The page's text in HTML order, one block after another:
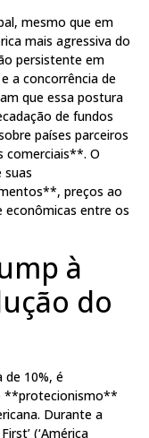
mesmo que em
mais agressiva do
persistente em
a concorrência de
que essa postura
de fundos
países parceiros
comerciais**. O
suas
preços ao
econômicas entre os
à
do
de 10%, é
**protecionismo**
Durante a
(‘América